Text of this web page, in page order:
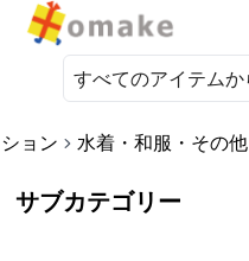
ョン 水着・和服・その他
サブカテゴリー